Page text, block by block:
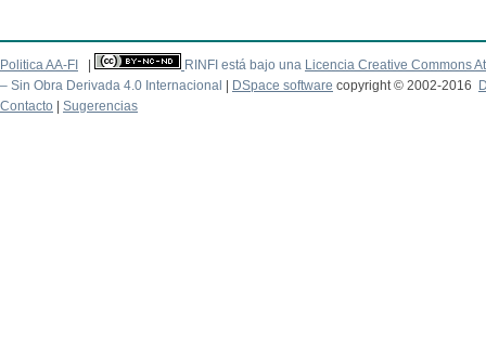
Politica AA-FI RINFI está bajo una Licencia Creative Commons
– Sin Obra Derivada 4.0 Internacional
DSpace software copyright © 2002-2016
Contacto
Sugerencias